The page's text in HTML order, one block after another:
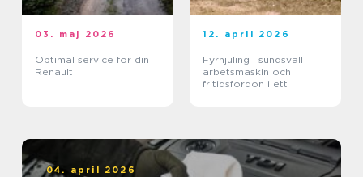
03. maj 2026
Optimal service för din
Renault
12. april 2026
Fyrhjuling i sundsvall
arbetsmaskin och
fritidsfordon i ett
04. april 2026